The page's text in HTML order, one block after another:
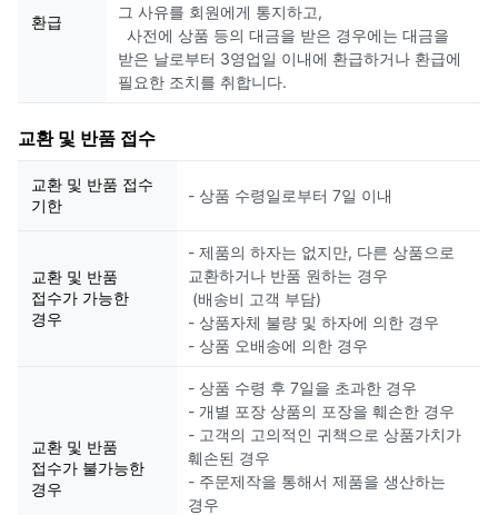
환급
그 사유를 회원에게 통지하고,
사전에 상품 등의 대금을 받은 경우에는 대금을
받은 날로부터 3영업일 이내에 환급하거나 환급에
필요한 조치를 취합니다.
교환 및 반품 접수
교환 및 반품 접수
기한
- 상품 수령일로부터 7일 이내
교환 및 반품
접수가 가능한
경우
- 제품의 하자는 없지만, 다른 상품으로
교환하거나 반품 원하는 경우
(배송비 고객 부담)
- 상품자체 불량 및 하자에 의한 경우
- 상품 오배송에 의한 경우
교환 및 반품
접수가 불가능한
경우
- 상품 수령 후 7일을 초과한 경우
- 개별 포장 상품의 포장을 훼손한 경우
- 고객의 고의적인 귀책으로 상품가치가
훼손된 경우
- 주문제작을 통해서 제품을 생산하는
경우